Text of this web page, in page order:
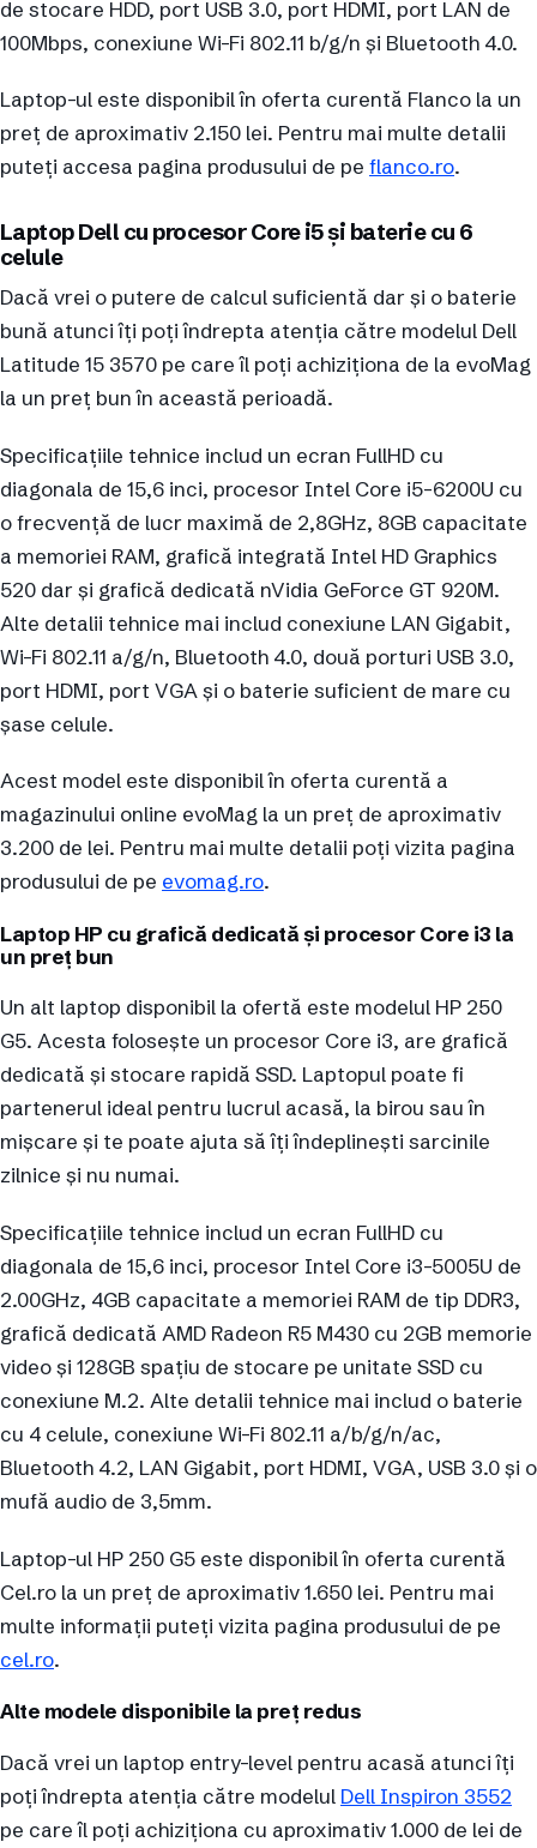
de stocare HDD, port USB 3.0, port HDMI, port LAN de
100Mbps, conexiune Wi-Fi 802.11 b/g/n și Bluetooth 4.0.
Laptop-ul este disponibil în oferta curentă Flanco la un
preț de aproximativ 2.150 lei. Pentru mai multe detalii
puteți accesa pagina produsului de pe flanco.ro.
Laptop Dell cu procesor Core i5 și baterie cu 6
celule
Dacă vrei o putere de calcul suficientă dar și o baterie
bună atunci îți poți îndrepta atenția către modelul Dell
Latitude 15 3570 pe care îl poți achiziționa de la evoMag
la un preț bun în această perioadă.
Specificațiile tehnice includ un ecran FullHD cu
diagonala de 15,6 inci, procesor Intel Core i5-6200U cu
o frecvență de lucr maximă de 2,8GHz, 8GB capacitate
a memoriei RAM, grafică integrată Intel HD Graphics
520 dar și grafică dedicată nVidia GeForce GT 920M.
Alte detalii tehnice mai includ conexiune LAN Gigabit,
Wi-Fi 802.11 a/g/n, Bluetooth 4.0, două porturi USB 3.0,
port HDMI, port VGA și o baterie suficient de mare cu
șase celule.
Acest model este disponibil în oferta curentă a
magazinului online evoMag la un preț de aproximativ
3.200 de lei. Pentru mai multe detalii poți vizita pagina
produsului de pe evomag.ro.
Laptop HP cu grafică dedicată și procesor Core i3 la
un preț bun
Un alt laptop disponibil la ofertă este modelul HP 250
G5. Acesta folosește un procesor Core i3, are grafică
dedicată și stocare rapidă SSD. Laptopul poate fi
partenerul ideal pentru lucrul acasă, la birou sau în
mișcare și te poate ajuta să îți îndeplinești sarcinile
zilnice și nu numai.
Specificațiile tehnice includ un ecran FullHD cu
diagonala de 15,6 inci, procesor Intel Core i3-5005U de
2.00GHz, 4GB capacitate a memoriei RAM de tip DDR3,
grafică dedicată AMD Radeon R5 M430 cu 2GB memorie
video și 128GB spațiu de stocare pe unitate SSD cu
conexiune M.2. Alte detalii tehnice mai includ o baterie
cu 4 celule, conexiune Wi-Fi 802.11 a/b/g/n/ac,
Bluetooth 4.2, LAN Gigabit, port HDMI, VGA, USB 3.0 și o
mufă audio de 3,5mm.
Laptop-ul HP 250 G5 este disponibil în oferta curentă
Cel.ro la un preț de aproximativ 1.650 lei. Pentru mai
multe informații puteți vizita pagina produsului de pe
cel.ro.
Alte modele disponibile la preț redus
Dacă vrei un laptop entry-level pentru acasă atunci îți
poți îndrepta atenția către modelul Dell Inspiron 3552
pe care îl poți achiziționa cu aproximativ 1.000 de lei de